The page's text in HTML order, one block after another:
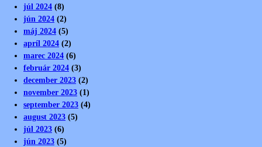
júl 2024 (8)
jún 2024 (2)
máj 2024 (5)
apríl 2024 (2)
marec 2024 (6)
február 2024 (3)
december 2023 (2)
november 2023 (1)
september 2023 (4)
august 2023 (5)
júl 2023 (6)
jún 2023 (5)